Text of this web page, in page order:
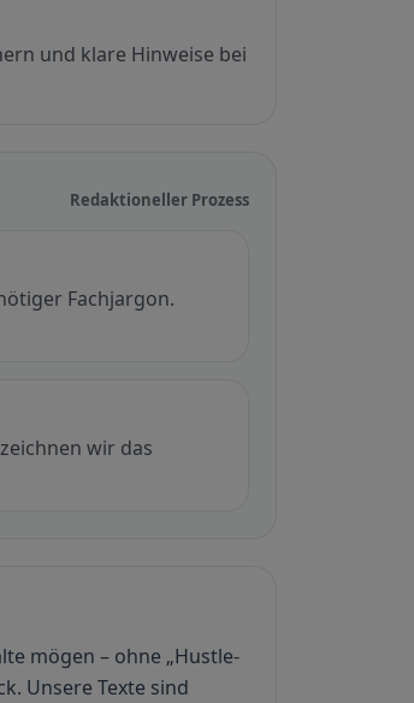
und klare Hinweise bei
Redaktioneller Prozess
Fachjargon.
wir das
mögen – ohne „Hustle-
Unsere Texte sind